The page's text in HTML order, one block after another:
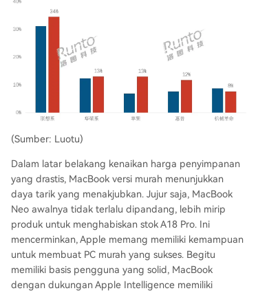
(Sumber: Luotu)
Dalam latar belakang kenaikan harga penyimpanan
yang drastis, MacBook versi murah menunjukkan
daya tarik yang menakjubkan. Jujur saja, MacBook
Neo awalnya tidak terlalu dipandang, lebih mirip
produk untuk menghabiskan stok A18 Pro. Ini
mencerminkan, Apple memang memiliki kemampuan
untuk membuat PC murah yang sukses. Begitu
memiliki basis pengguna yang solid, MacBook
dengan dukungan Apple Intelligence memiliki